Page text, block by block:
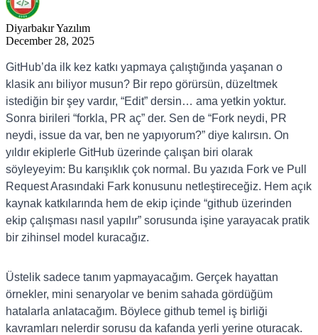
DiyarbakırYazılım
December 28, 2025
GitHub’da ilk kez katkı yapmaya çalıştığında yaşanan o
klasik anı biliyor musun? Bir repo görürsün, düzeltmek
istediğin bir şey vardır, “Edit” dersin… ama yetkin yoktur.
Sonra birileri “forkla, PR aç” der. Sen de “Fork neydi, PR
neydi, issue da var, ben ne yapıyorum?” diye kalırsın. On
yıldır ekiplerle GitHub üzerinde çalışan biri olarak
söyleyeyim: Bu karışıklık çok normal. Bu yazıda Fork ve Pull
Request Arasındaki Fark konusunu netleştireceğiz. Hem açık
kaynak katkılarında hem de ekip içinde “github üzerinden
ekip çalışması nasıl yapılır” sorusunda işine yarayacak pratik
bir zihinsel model kuracağız.
Üstelik sadece tanım yapmayacağım. Gerçek hayattan
örnekler, mini senaryolar ve benim sahada gördüğüm
hatalarla anlatacağım. Böylece github temel iş birliği
kavramları nelerdir sorusu da kafanda yerli yerine oturacak.